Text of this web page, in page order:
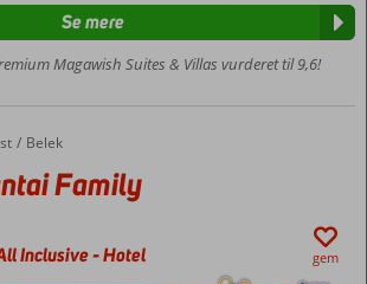
Magawish Suites & Villas vurderet til 9,6!
Se mere
Belek
Family
Inclusive-Hotel gem